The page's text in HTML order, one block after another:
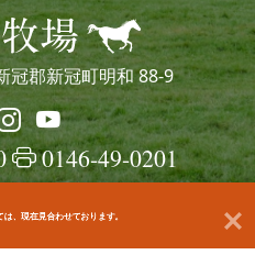
冠郡新冠町明和 88-9
0146-49-0201
は、現在見合わせております。